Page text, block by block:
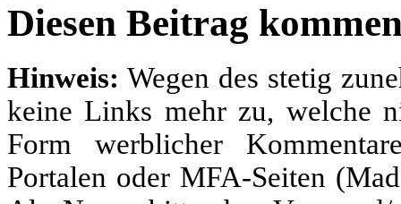
Diesen Beitrag
Hinweis: Wegen des stetig
keine Links mehr zu, welche
Form werblicher
Portalen oder MFA-Seiten